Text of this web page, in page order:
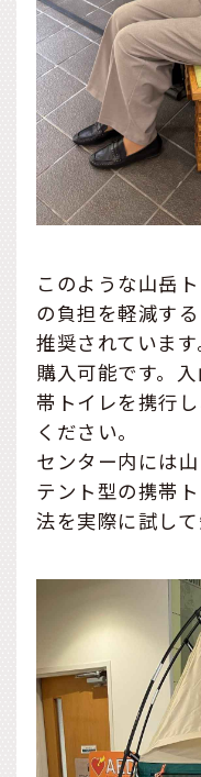
このような山岳
の負担を軽減す
推奨されていま
購入可能です。
帯トイレを携行
ください。
センター内には
テント型の携帯
法を実際に試して